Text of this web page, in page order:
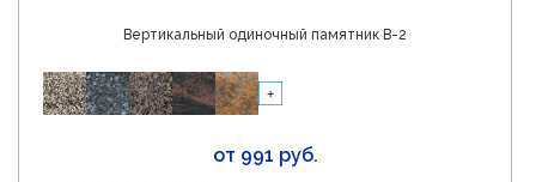
Вертикальный одиночный памятник В-2
от 991 руб.